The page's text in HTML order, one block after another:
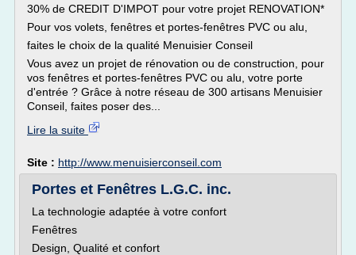
30% de CREDIT D'IMPOT pour votre projet RENOVATION*
Pour vos volets, fenêtres et portes-fenêtres PVC ou alu,
faites le choix de la qualité Menuisier Conseil
Vous avez un projet de rénovation ou de construction, pour
vos fenêtres et portes-fenêtres PVC ou alu, votre porte
d'entrée ? Grâce à notre réseau de 300 artisans Menuisier
Conseil, faites poser des...
Lire la suite
Site : http://www.menuisierconseil.com
Portes et Fenêtres L.G.C. inc.
La technologie adaptée à votre confort
Fenêtres
Design, Qualité et confort